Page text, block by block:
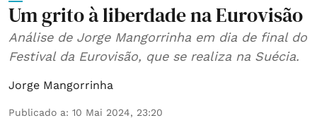
Um grito à liberdade na Eurovisão
Análise de Jorge Mangorrinha em dia de final do
Festival da Eurovisão, que se realiza na Suécia.
Jorge Mangorrinha
Publicado a: 10 Mai 2024, 23:20